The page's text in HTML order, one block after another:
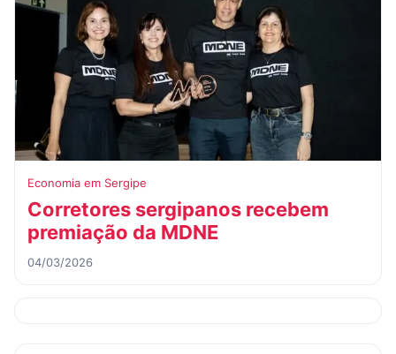
Economia em Sergipe
Corretores sergipanos recebem
premiação da MDNE
04/03/2026